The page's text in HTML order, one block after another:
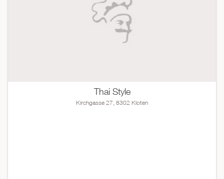
Thai Style
Kirchgasse 27, 8302 Kloten